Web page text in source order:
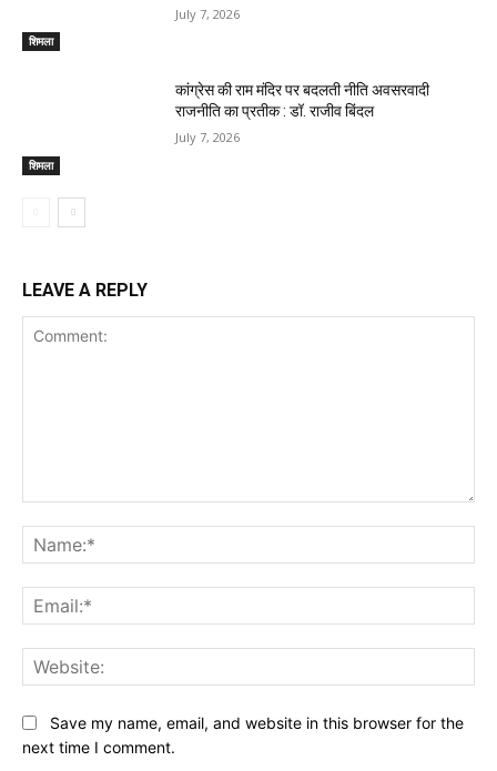
शिमला
July 7, 2026
शिमला
कांग्रेस की राम मंदिर पर बदलती नीति अवसरवादी
राजनीति का प्रतीक : डॉ. राजीव बिंदल
July 7, 2026
LEAVE A REPLY
Save my name, email, and website in this browser for the
next time I comment.